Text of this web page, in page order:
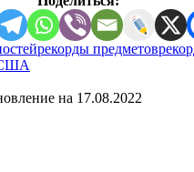
рекорды предметов
на 17.08.2022